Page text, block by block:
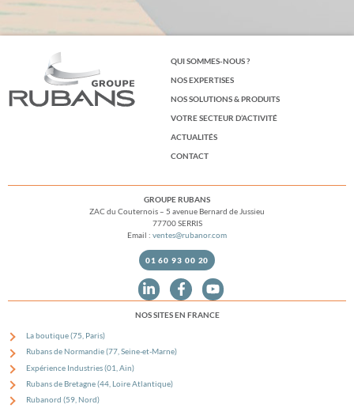
QUI SOMMES-NOUS ?
NOS EXPERTISES
NOS SOLUTIONS & PRODUITS
VOTRE SECTEUR D’ACTIVITÉ
ACTUALITÉS
CONTACT
GROUPE RUBANS
ZAC du Couternois – 5 avenue Bernard de Jussieu
77700 SERRIS
Email : ventes@rubanor.com
01 60 93 00 20
NOS SITES EN FRANCE
La boutique (75, Paris)
Rubans de Normandie (77, Seine-et-Marne)
Expérience Industries (01, Ain)
Rubans de Bretagne (44, Loire Atlantique)
Rubanord (59, Nord)